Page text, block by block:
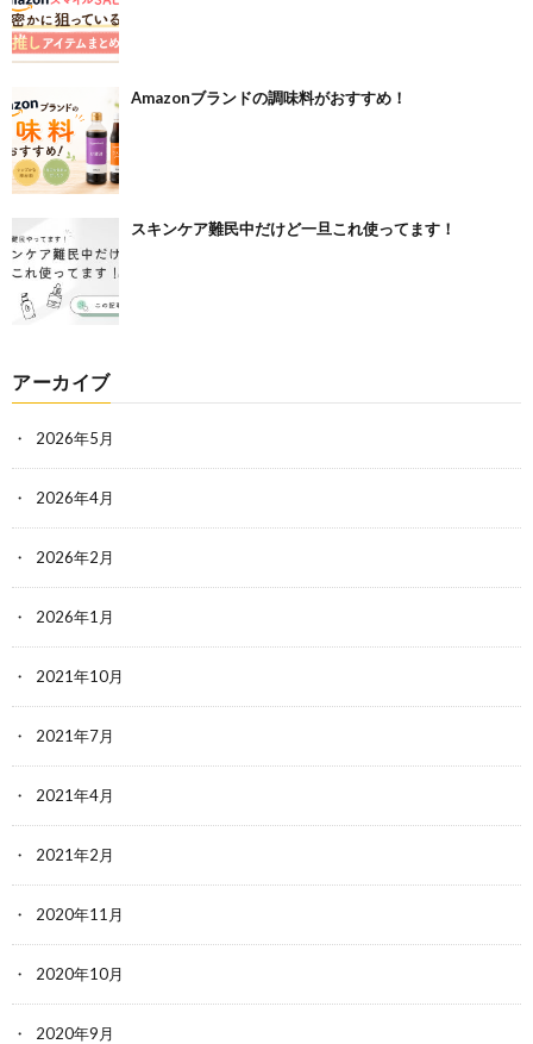
Amazonブランドの調味料がおすすめ！
スキンケア難民中だけど一旦これ使ってます！
アーカイブ
2026年5月
2026年4月
2026年2月
2026年1月
2021年10月
2021年7月
2021年4月
2021年2月
2020年11月
2020年10月
2020年9月